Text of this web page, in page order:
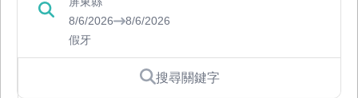
8/6/2026
8/6/2026
假牙
搜尋關鍵字